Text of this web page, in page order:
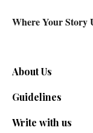
Where Your Story
About Us
Guidelines
Write with us